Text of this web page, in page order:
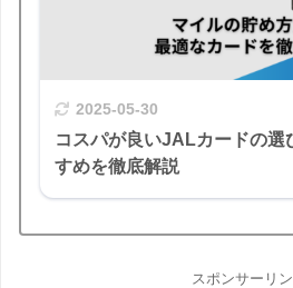
2025-05-30
コスパが良いJALカードの選
すめを徹底解説
スポンサーリ